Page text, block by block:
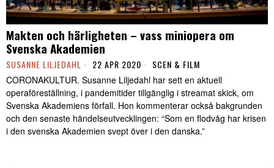
Makten och härligheten – vass miniopera om
Svenska Akademien
SUSANNE LILJEDAHL 22 APR 2020 SCEN & FILM
CORONAKULTUR. Susanne Liljedahl har sett en aktuell
operaföreställning, i pandemitider tillgänglig i streamat skick, om
Svenska Akademiens förfall. Hon kommenterar också bakgrunden
och den senaste händelseutvecklingen: “Som en flodvåg har krisen
i den svenska Akademien svept över i den danska.”